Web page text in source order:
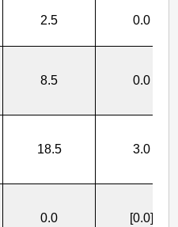
2.5 0.0
8.5 0.0
18.5 3.0
0.0 [0.0]